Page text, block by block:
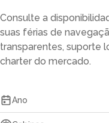
Consulte a
suas férias de
transparentes, suporte
charter do mercado.
Ano